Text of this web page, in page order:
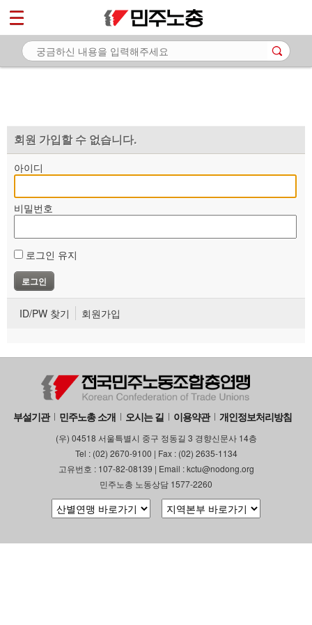
회원 가입할 수 없습니다.
아이디
비밀번호
로그인 유지
ID/PW 찾기 회원가입
부설기관 민주노총 소개 오시는 길 이용약관 개인정보처리방침
(우) 04518 서울특별시 중구 정동길 3 경향신문사 14층
Tel : (02) 2670-9100 | Fax : (02) 2635-1134
고유번호 : 107-82-08139 | Email : kctu@nodong.org
민주노총 노동상담 1577-2260
마이페이지
소개
자료
부설기관